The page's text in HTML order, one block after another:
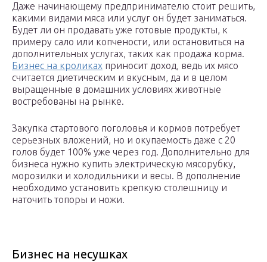
Даже начинающему предпринимателю стоит решить,
какими видами мяса или услуг он будет заниматься.
Будет ли он продавать уже готовые продукты, к
примеру сало или копчености, или остановиться на
дополнительных услугах, таких как продажа корма.
Бизнес на кроликах приносит доход, ведь их мясо
считается диетическим и вкусным, да и в целом
выращенные в домашних условиях животные
востребованы на рынке.
Закупка стартового поголовья и кормов потребует
серьезных вложений, но и окупаемость даже с 20
голов будет 100% уже через год. Дополнительно для
бизнеса нужно купить электрическую мясорубку,
морозилки и холодильники и весы. В дополнение
необходимо установить крепкую столешницу и
наточить топоры и ножи.
Бизнес на несушках